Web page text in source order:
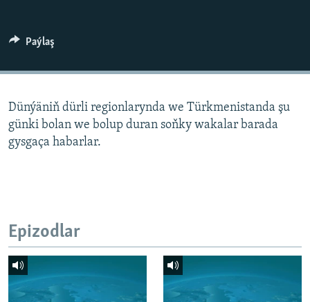
Paýlaş
Dünýäniň dürli regionlarynda we Türkmenistanda şu
günki bolan we bolup duran soňky wakalar barada
gysgaça habarlar.
Epizodlar